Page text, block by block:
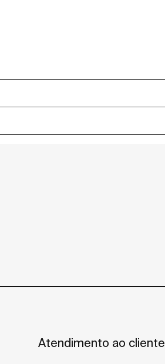
Atendimento ao cliente